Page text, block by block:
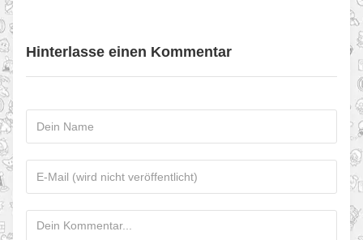
Hinterlasse einen Kommentar